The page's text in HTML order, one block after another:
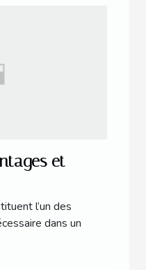
et
l’un des
dans un